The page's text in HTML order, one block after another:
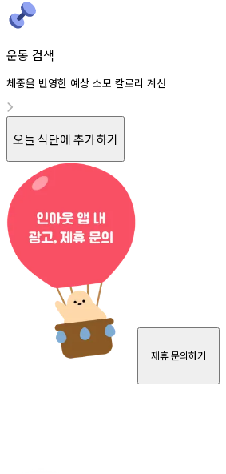
운동 검색
체중을 반영한 예상 소모 칼로리 계산
오늘 식단에 추가하기
제휴 문의하기